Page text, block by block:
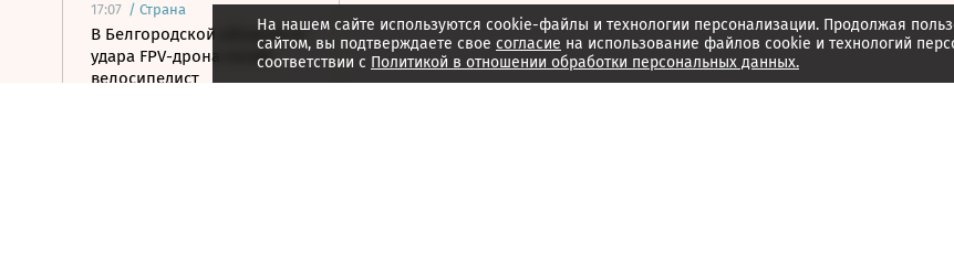
17:07 / Страна
В Белгородской области от
удара FPV-дрона погиб
велосипедист
На нашем сайте используются cookie-файлы и технологии персонализации. Продолжая
сайтом, вы подтверждаете свое согласие на использование файлов cookie и технологий
соответствии с Политикой в отношении обработки персональных данных.